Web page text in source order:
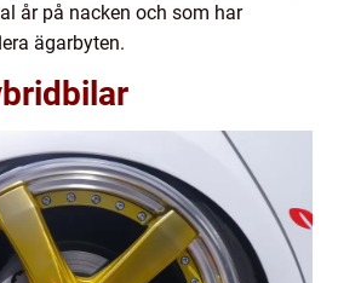
år på nacken och som har
ägarbyten.